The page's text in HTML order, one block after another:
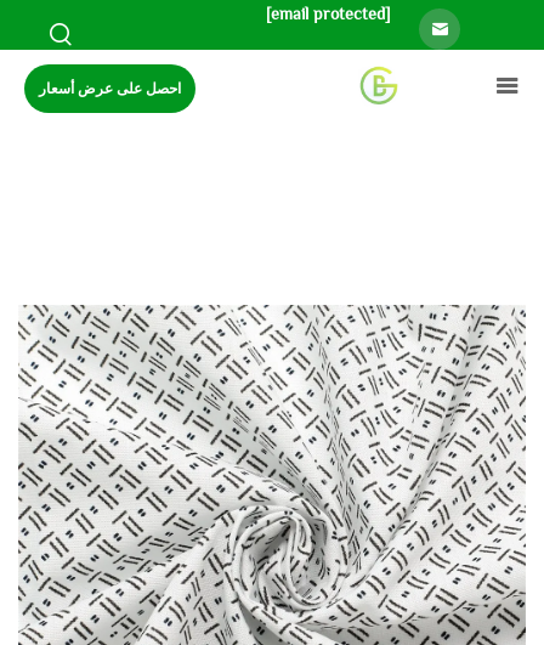
[email protected]
احصل على عرض أسعار